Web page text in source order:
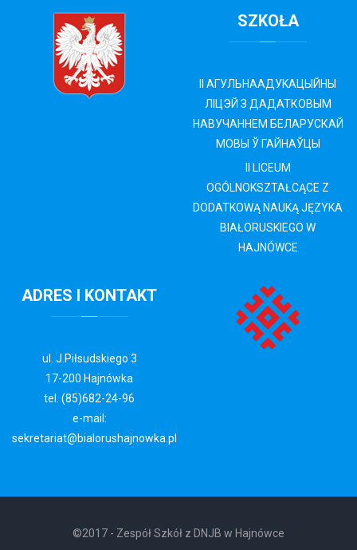
SZKOŁA
II АГУЛЬНАAДУKAЦЫЙНЫ
ЛIЦЭЙ З ДАДАТКОВЫМ
НАВУЧАННЕМ БЕЛАРУСКАЙ
МОВЫ Ў ГАЙНАЎЦЫ
II LICEUM
OGÓLNOKSZTAŁCĄCE Z
DODATKOWĄ NAUKĄ JĘZYKA
BIAŁORUSKIEGO W
HAJNÓWCE
ADRES I KONTAKT
ul. J.Piłsudskiego 3
17-200 Hajnówka
tel. (85)682-24-96
e-mail:
sekretariat@bialorushajnowka.pl
©2017 - Zespół Szkół z DNJB w Hajnówce